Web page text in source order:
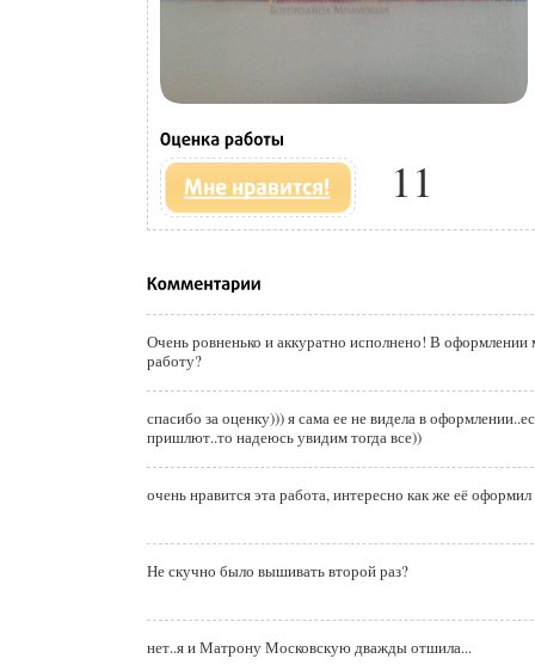
11
Очень ровненько и аккуратно исполнено! В
работу?
спасибо за оценку))) я сама ее не видела в
пришлют..то надеюсь увидим тогда все))
очень нравится эта работа, интересно как же её
Не скучно было вышивать второй раз?
нет..я и Матрону Московскую дважды отшила...